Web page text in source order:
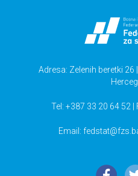
Adresa: Zelenih beretki
Tel: +387 33 20 64 52 |
Email: